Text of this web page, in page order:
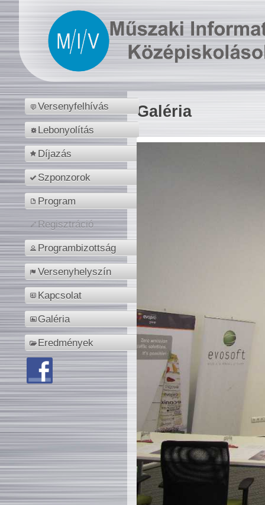
Versenyfelhívás
Lebonyolítás
Díjazás
Szponzorok
Program
Regisztráció
Programbizottság
Versenyhelyszín
Kapcsolat
Galéria
Eredmények
Galéria